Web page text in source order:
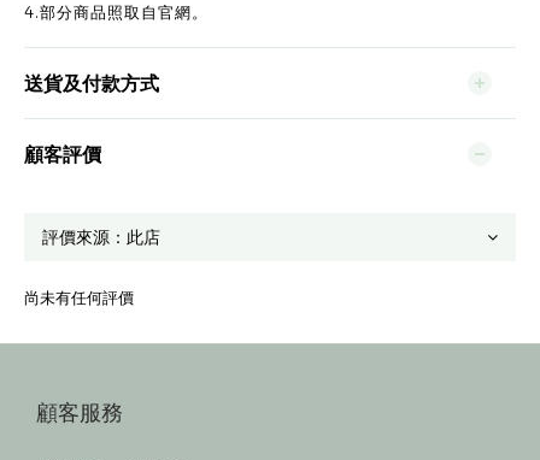
4.部分商品照取自官網。
送貨及付款方式
顧客評價
尚未有任何評價
顧客服務